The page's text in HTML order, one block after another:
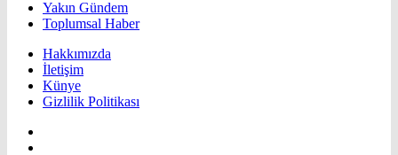
Yakın Gündem
Toplumsal Haber
Hakkımızda
İletişim
Künye
Gizlilik Politikası